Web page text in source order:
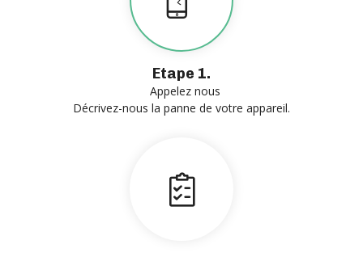
Etape 1.
Appelez nous
Décrivez-nous la panne de votre appareil.